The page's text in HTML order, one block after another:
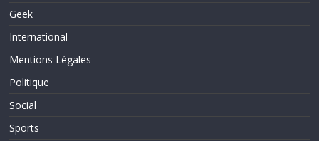
Geek
International
Mentions Légales
Politique
Social
Sports